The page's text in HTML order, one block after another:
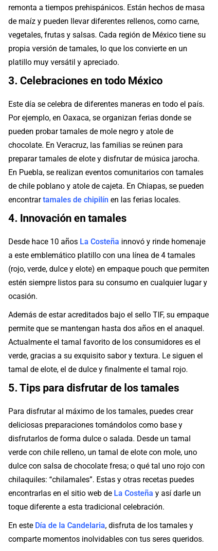
remonta a tiempos prehispánicos. Están hechos de masa
de maíz y pueden llevar diferentes rellenos, como carne,
vegetales, frutas y salsas. Cada región de México tiene su
propia versión de tamales, lo que los convierte en un
platillo muy versátil y apreciado.
3. Celebraciones en todo México
Este día se celebra de diferentes maneras en todo el país.
Por ejemplo, en Oaxaca, se organizan ferias donde se
pueden probar tamales de mole negro y atole de
chocolate. En Veracruz, las familias se reúnen para
preparar tamales de elote y disfrutar de música jarocha.
En Puebla, se realizan eventos comunitarios con tamales
de chile poblano y atole de cajeta. En Chiapas, se pueden
encontrartamales de chipilín en las ferias locales.
4. Innovación en tamales
Desde hace 10 años La Costeña innovó y rinde homenaje
a este emblemático platillo con una línea de 4 tamales
(rojo, verde, dulce y elote) en empaque pouch que permiten
estén siempre listos para su consumo en cualquier lugar y
ocasión.
Además de estar acreditados bajo el sello TIF, su empaque
permite que se mantengan hasta dos años en el anaquel.
Actualmente el tamal favorito de los consumidores es el
verde, gracias a su exquisito sabor y textura. Le siguen el
tamal de elote, el de dulce y finalmente el tamal rojo.
5. Tips para disfrutar de los tamales
Para disfrutar al máximo de los tamales, puedes crear
deliciosas preparaciones tomándolos como base y
disfrutarlos de forma dulce o salada. Desde un tamal
verde con chile relleno, un tamal de elote con mole, uno
dulce con salsa de chocolate fresa; o qué tal uno rojo con
chilaquiles: “chilamales”. Estas y otras recetas puedes
encontrarlas en el sitio web de La Costeña y así darle un
toque diferente a esta tradicional celebración.
En este Día de la Candelaria, disfruta de los tamales y
comparte momentos inolvidables con tus seres queridos.